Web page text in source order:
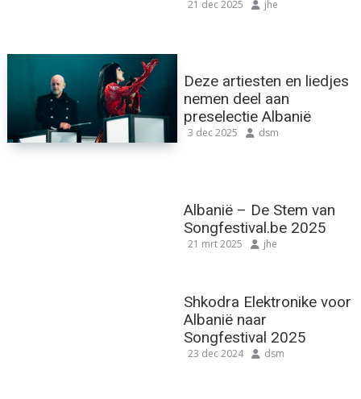
21 dec 2025 jhe
Deze artiesten en liedjes
nemen deel aan
preselectie Albanië
3 dec 2025 dsm
Albanië – De Stem van
Songfestival.be 2025
21 mrt 2025 jhe
Shkodra Elektronike voor
Albanië naar
Songfestival 2025
23 dec 2024 dsm